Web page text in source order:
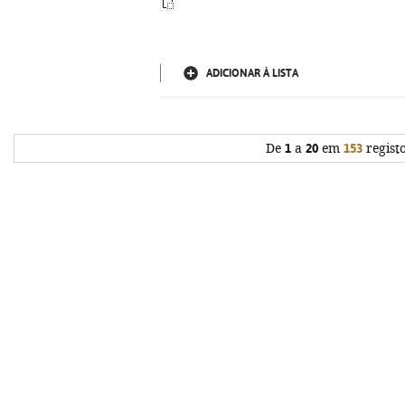
ADICIONAR À LISTA
De 1 a 20 em 153